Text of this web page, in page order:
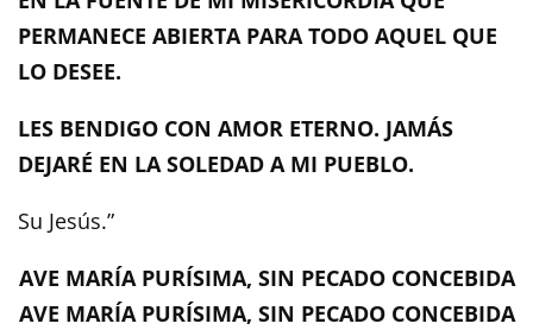
PERMANECE ABIERTA PARA TODO AQUEL QUE
LO DESEE.
LES BENDIGO CON AMOR ETERNO. JAMÁS
DEJARÉ EN LA SOLEDAD A MI PUEBLO.
Su Jesús.”
AVE MARÍA PURÍSIMA, SIN PECADO CONCEBIDA
AVE MARÍA PURÍSIMA, SIN PECADO CONCEBIDA